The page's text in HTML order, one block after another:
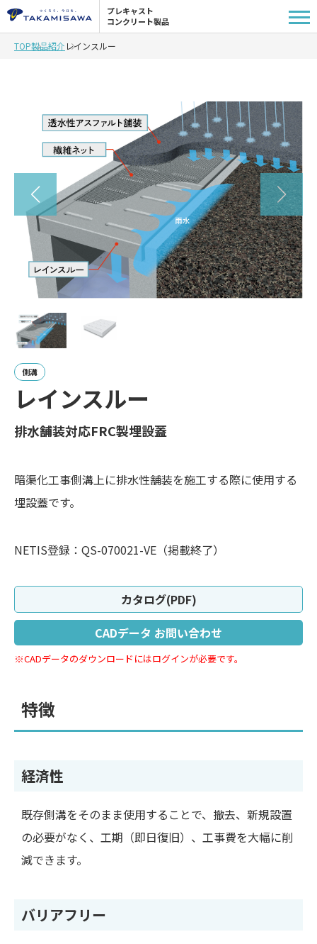
プレキャスト
コンクリート製品
TOP製品紹介 レインスルー
側溝
レインスルー
排水舗装対応FRC製埋設蓋
暗渠化工事側溝上に排水性舗装を施工する際に使用する
埋設蓋です。
NETIS登録：QS-070021-VE（掲載終了）
カタログ(PDF)
CADデータ お問い合わせ
※CADデータのダウンロードにはログインが必要です。
特徴
経済性
既存側溝をそのまま使用することで、撤去、新規設置
の必要がなく、工期（即日復旧）、工事費を大幅に削
減できます。
バリアフリー